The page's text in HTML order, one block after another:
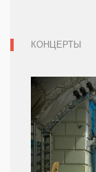
КОНЦЕРТЫ